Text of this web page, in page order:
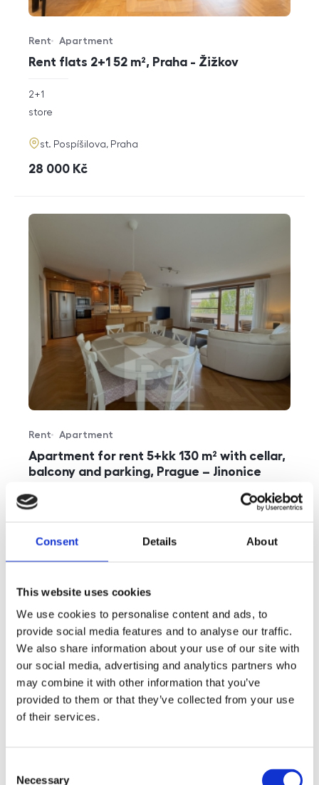
Consent Details About
This website uses cookies
We use cookies to personalise content and ads, to
provide social media features and to analyse our traffic.
We also share information about your use of our site with
our social media, advertising and analytics partners who
may combine it with other information that you’ve
provided to them or that they’ve collected from your use
of their services.
Necessary
Rent flats 2+1 52 m², Praha - Žižkov
Offer type
Rent
Property type
Apartment
rozměry
2+1
funkce
store
adresa
st. Pospíšilova, Praha
cena
28 000 Kč
Apartment for rent 5+kk 130 m² with cellar,
balcony and parking, Prague – Jinonice
Offer type
Rent
Property type
Apartment
rozměry
disposition
5+kk